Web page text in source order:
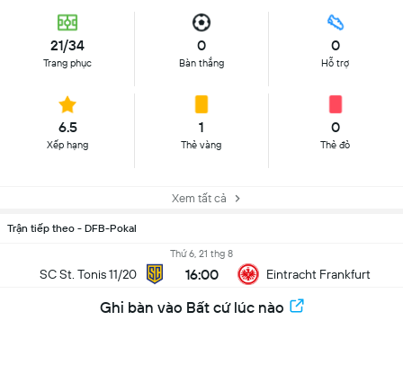
21/34
Trang phục
0
Bàn thắng
0
Hỗ trợ
6.5
Xếp hạng
1
Thẻ vàng
0
Thẻ đỏ
Xem tất cả
Trận tiếp theo - DFB-Pokal
SC St. Tonis 11/20
Thứ 6, 21 thg 8
16:00 Eintracht Frankfurt
Ghi bàn vào Bất cứ lúc nào